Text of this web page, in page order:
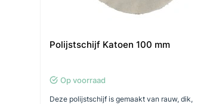
Polijstschijf Katoen 100 mm
Op voorraad
Deze polijstschijf is gemaakt van rauw, dik,